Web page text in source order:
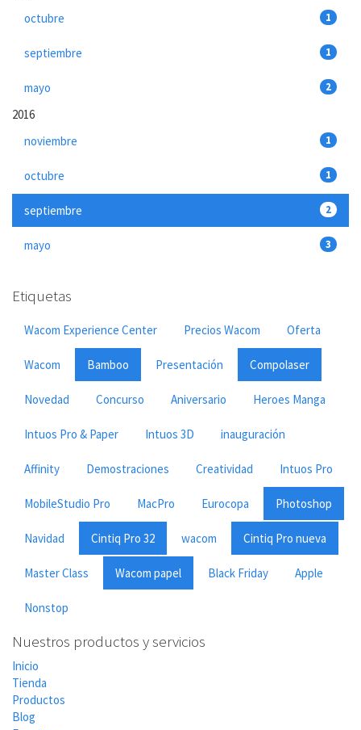
octubre
1
septiembre 1
mayo 2
2016
noviembre
1
octubre 1
septiembre 2
mayo 3
Etiquetas
Wacom Experience Center Precios Wacom Oferta
Wacom Bamboo Presentación Compolaser
Novedad Concurso Aniversario Heroes Manga
Intuos Pro & Paper Intuos 3D inauguración
Affinity Demostraciones Creatividad Intuos Pro
MobileStudio Pro MacPro Eurocopa Photoshop
Navidad Cintiq Pro 32 wacom Cintiq Pro nueva
Master Class Wacom papel Black Friday Apple
Nonstop
Nuestros productos y servicios
Inicio
Tienda
Productos
Blog